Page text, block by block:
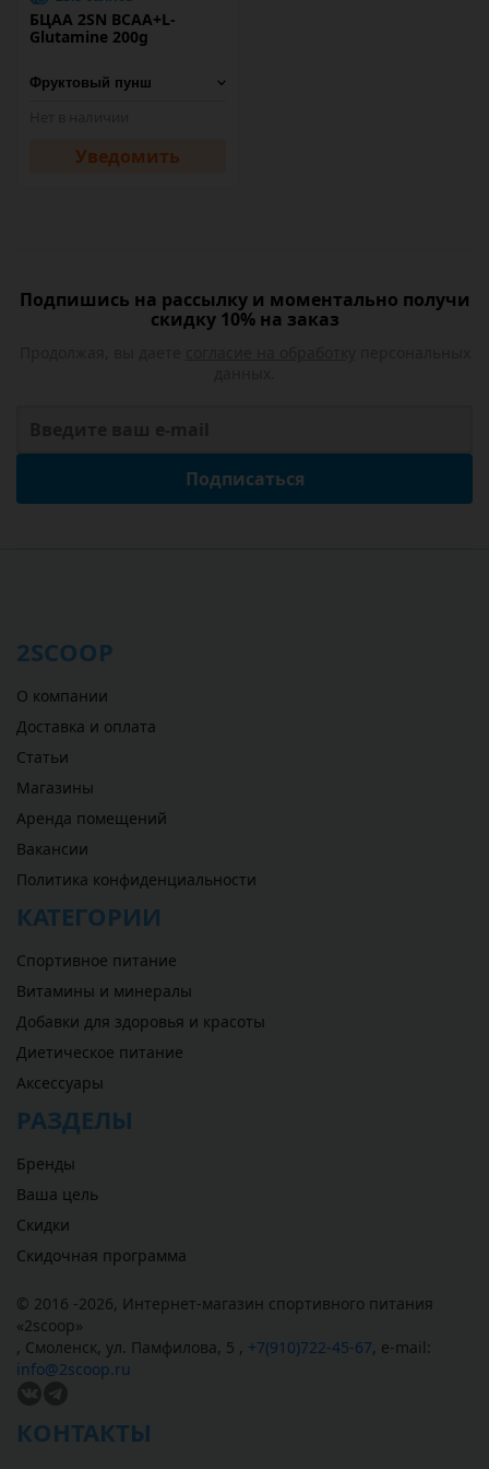
БЦАА 2SN BCAA+L-
Glutamine 200g
Уведомить
Подпишись на рассылку и моментально получи
скидку 10% на заказ
Подписаться
2SCOOP
О компании
Доставка и оплата
Статьи
Магазины
Аренда помещений
Вакансии
Политика конфиденциальности
КАТЕГОРИИ
Спортивное питание
Витамины и минералы
Добавки для здоровья и красоты
Диетическое питание
Аксессуары
РАЗДЕЛЫ
Бренды
Ваша цель
Скидки
Скидочная программа
© 2016 -2026, Интернет-магазин спортивного питания
«2scoop»
, Смоленск, ул. Памфилова, 5 , +7(910)722-45-67, e-mail:
info@2scoop.ru
КОНТАКТЫ